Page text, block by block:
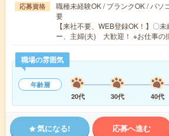
応募資格
職種未経験OK / ブランクOK / パソ
要
【来社不要、WEB登録OK！】〇
ー、主婦(夫) 大歓迎！ ※お仕事の
職場の雰囲気
年齢層
20代
30代 40代
気になる! 応募へ進む